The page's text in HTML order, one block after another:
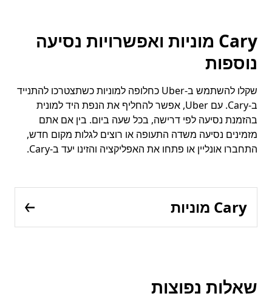
Cary מוניות ואפשרויות נסיעה
נוספות
שקלו להשתמש ב-Uber כחלופה למוניות כשתצטרכו להתנייד
ב-Cary. עם Uber, אפשר להחליף את הנפת היד למונית
בהזמנת נסיעה לפי דרישה, בכל שעה ביום. בין אם אתם
מזמינים נסיעה משדה התעופה או רוצים לגלות מקום חדש,
התחברו אונליין או פתחו את האפליקציה והזינו יעד ב-Cary.
Cary מוניות
שאלות נפוצות